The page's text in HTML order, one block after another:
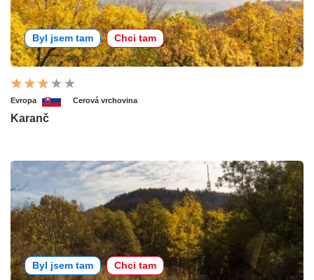
Byl jsem tam Chci tam
Evropa Cerová vrchovina
Karanč
Byl jsem tam Chci tam